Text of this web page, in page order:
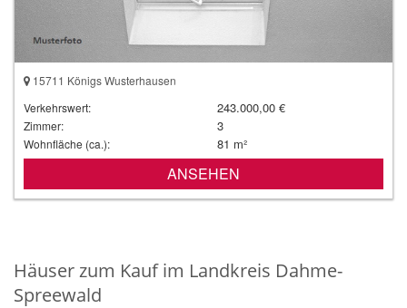
15711 Königs Wusterhausen
Verkehrswert:
243.000,00 €
Zimmer: 3
Wohnfläche (ca.): 81 m²
ANSEHEN
Häuser zum Kauf im Landkreis Dahme-
Spreewald